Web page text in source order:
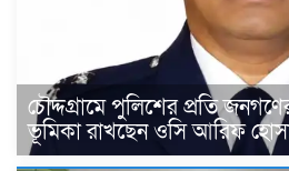
চৌদ্দগ্রামে পুলিশের প্রতি
ভূমিকা রাখছেন ওসি আরিফ